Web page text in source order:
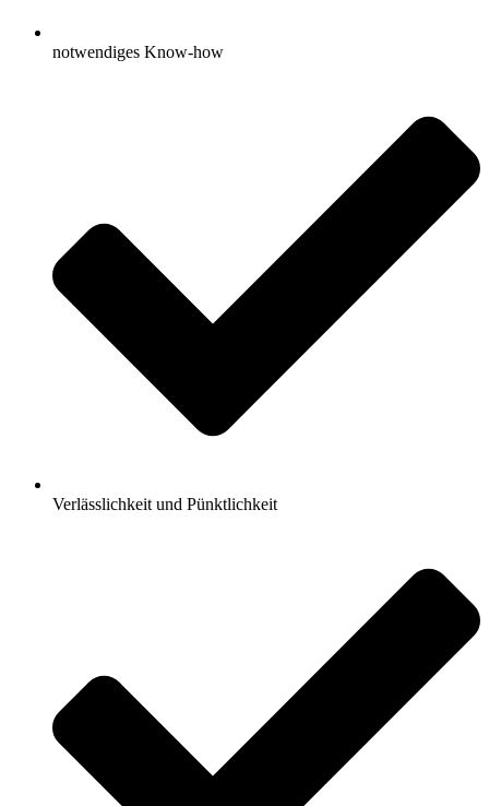
notwendiges Know-how
Verlässlichkeit und Pünktlichkeit